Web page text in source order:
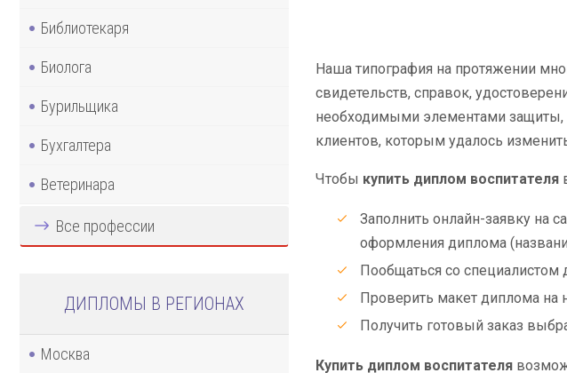
Библиотекаря
Биолога
Бурильщика
Бухгалтера
Ветеринара
Все профессии
ДИПЛОМЫ В РЕГИОНАХ
Москва
Наша типография на протяжении
свидетельств, справок,
необходимыми элементами
клиентов, которым удалось
Чтобы купить диплом воспитателя
Заполнить онлайн-заявку на
оформления диплома
Пообщаться со специалистом
Проверить макет диплома на
Получить готовый заказ
Купить диплом воспитателя